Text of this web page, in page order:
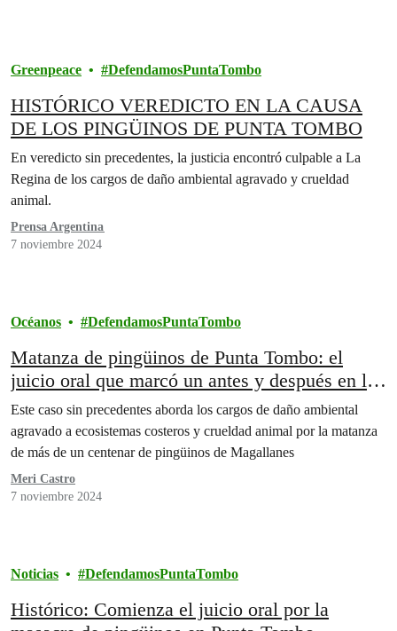
Greenpeace DefendamosPuntaTombo
HISTÓRICO VEREDICTO EN LA CAUSA
DE LOS PINGÜINOS DE PUNTA TOMBO
En veredicto sin precedentes, la justicia encontró culpable a La
Regina de los cargos de daño ambiental agravado y crueldad
animal.
Prensa Argentina
7 noviembre 2024
Océanos DefendamosPuntaTombo
Matanza de pingüinos de Punta Tombo: el
juicio oral que marcó un antes y después en la
justicia ambiental
Este caso sin precedentes aborda los cargos de daño ambiental
agravado a ecosistemas costeros y crueldad animal por la matanza
de más de un centenar de pingüinos de Magallanes
Meri Castro
7 noviembre 2024
Noticias DefendamosPuntaTombo
Histórico: Comienza el juicio oral por la